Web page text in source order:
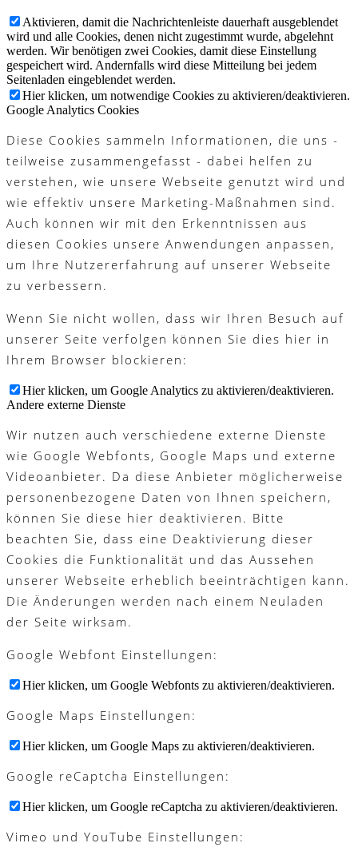
Aktivieren, damit die Nachrichtenleiste dauerhaft ausgeblendet
wird und alle Cookies, denen nicht zugestimmt wurde, abgelehnt
werden. Wir benötigen zwei Cookies, damit diese Einstellung
gespeichert wird. Andernfalls wird diese Mitteilung bei jedem
Seitenladen eingeblendet werden.
Hier klicken, um notwendige Cookies zu aktivieren/deaktivieren.
Google Analytics Cookies
Diese Cookies sammeln Informationen, die uns -
teilweise zusammengefasst - dabei helfen zu
verstehen, wie unsere Webseite genutzt wird und
wie effektiv unsere Marketing-Maßnahmen sind.
Auch können wir mit den Erkenntnissen aus
diesen Cookies unsere Anwendungen anpassen,
um Ihre Nutzererfahrung auf unserer Webseite
zu verbessern.
Wenn Sie nicht wollen, dass wir Ihren Besuch auf
unserer Seite verfolgen können Sie dies hier in
Ihrem Browser blockieren:
Hier klicken, um Google Analytics zu aktivieren/deaktivieren.
Andere externe Dienste
Wir nutzen auch verschiedene externe Dienste
wie Google Webfonts, Google Maps und externe
Videoanbieter. Da diese Anbieter möglicherweise
personenbezogene Daten von Ihnen speichern,
können Sie diese hier deaktivieren. Bitte
beachten Sie, dass eine Deaktivierung dieser
Cookies die Funktionalität und das Aussehen
unserer Webseite erheblich beeinträchtigen kann.
Die Änderungen werden nach einem Neuladen
der Seite wirksam.
Google Webfont Einstellungen:
Hier klicken, um Google Webfonts zu aktivieren/deaktivieren.
Google Maps Einstellungen:
Hier klicken, um Google Maps zu aktivieren/deaktivieren.
Google reCaptcha Einstellungen:
Hier klicken, um Google reCaptcha zu aktivieren/deaktivieren.
Vimeo und YouTube Einstellungen: